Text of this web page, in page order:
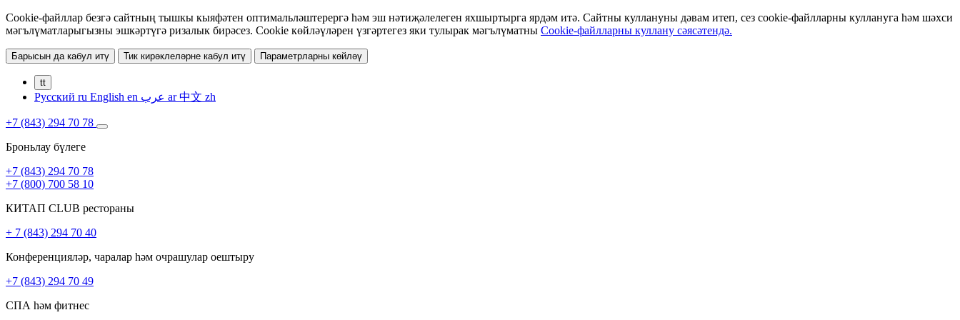
Cookie-файллар безгә сайтның тышкы кыяфәтен оптимальләштерергә һәм эш нәтиҗәлелеген яхшыртырга ярдәм итә. Сайтны куллануны дәвам итеп, сез cookie-файлларны куллануга һәм шәхси
мәгълүматларыгызны эшкәртүгә ризалык бирәсез. Cookie көйләүләрен үзгәртегез яки тулырак мәгълүматны Cookie-файлларны куллану сәясәтендә.
Барысын да кабул итү Тик кирәклеләрне кабул итү Параметрларны көйләү
tt
Русский ru English en ar中文 zh
+7 (843) 294 70 78
Броньлау бүлеге
+7 (843) 294 70 78
+7 (800) 700 58 10
КИТАП CLUB рестораны
+ 7 (843) 294 70 40
Конференцияләр, чаралар һәм очрашулар оештыру
+7 (843) 294 70 49
СПА һәм фитнес